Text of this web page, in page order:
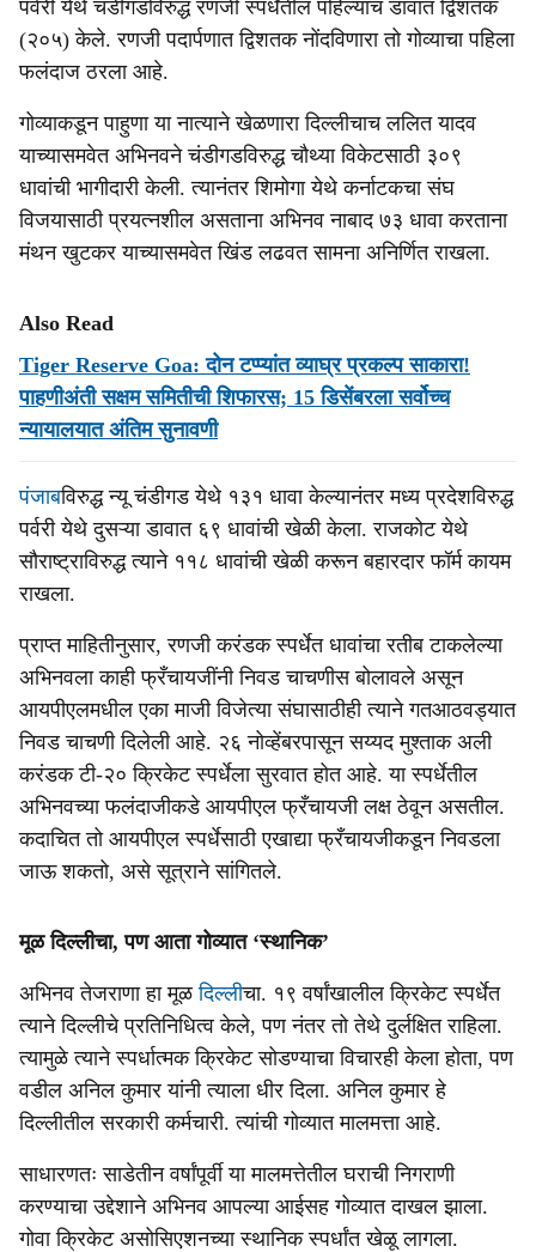
पर्वरी येथे चंडीगडविरुद्ध रणजी स्पर्धेतील पहिल्याच डावात द्विशतक
(२०५) केले. रणजी पदार्पणात द्विशतक नोंदविणारा तो गोव्याचा पहिला
फलंदाज ठरला आहे.
गोव्याकडून पाहुणा या नात्याने खेळणारा दिल्लीचाच ललित यादव
याच्यासमवेत अभिनवने चंडीगडविरुद्ध चौथ्या विकेटसाठी ३०९
धावांची भागीदारी केली. त्यानंतर शिमोगा येथे कर्नाटकचा संघ
विजयासाठी प्रयत्नशील असताना अभिनव नाबाद ७३ धावा करताना
मंथन खुटकर याच्यासमवेत खिंड लढवत सामना अनिर्णित राखला.
Also Read
Tiger Reserve Goa: दोन टप्प्यांत व्याघ्र प्रकल्प साकारा!
पाहणीअंती सक्षम समितीची शिफारस; 15 डिसेंबरला सर्वोच्च
न्यायालयात अंतिम सुनावणी
पंजाबविरुद्ध न्यू चंडीगड येथे १३१ धावा केल्यानंतर मध्य प्रदेशविरुद्ध
पर्वरी येथे दुसऱ्या डावात ६९ धावांची खेळी केला. राजकोट येथे
सौराष्ट्राविरुद्ध त्याने ११८ धावांची खेळी करून बहारदार फॉर्म कायम
राखला.
प्राप्त माहितीनुसार, रणजी करंडक स्पर्धेत धावांचा रतीब टाकलेल्या
अभिनवला काही फ्रँचायजींनी निवड चाचणीस बोलावले असून
आयपीएलमधील एका माजी विजेत्या संघासाठीही त्याने गतआठवड्यात
निवड चाचणी दिलेली आहे. २६ नोव्हेंबरपासून सय्यद मुश्ताक अली
करंडक टी-२० क्रिकेट स्पर्धेला सुरवात होत आहे. या स्पर्धेतील
अभिनवच्या फलंदाजीकडे आयपीएल फ्रँचायजी लक्ष ठेवून असतील.
कदाचित तो आयपीएल स्पर्धेसाठी एखाद्या फ्रँचायजीकडून निवडला
जाऊ शकतो, असे सूत्राने सांगितले.
मूळ दिल्लीचा, पण आता गोव्यात ‘स्थानिक’
अभिनव तेजराणा हा मूळदिल्लीचा. १९ वर्षांखालील क्रिकेट स्पर्धेत
त्याने दिल्लीचे प्रतिनिधित्व केले, पण नंतर तो तेथे दुर्लक्षित राहिला.
त्यामुळे त्याने स्पर्धात्मक क्रिकेट सोडण्याचा विचारही केला होता, पण
वडील अनिल कुमार यांनी त्याला धीर दिला. अनिल कुमार हे
दिल्लीतील सरकारी कर्मचारी. त्यांची गोव्यात मालमत्ता आहे.
साधारणतः साडेतीन वर्षांपूर्वी या मालमत्तेतील घराची निगराणी
करण्याचा उद्देशाने अभिनव आपल्या आईसह गोव्यात दाखल झाला.
गोवा क्रिकेट असोसिएशनच्या स्थानिक स्पर्धांत खेळू लागला.